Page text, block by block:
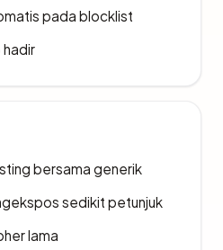
pada blocklist
hadir
bersama generik
sedikit petunjuk
lama